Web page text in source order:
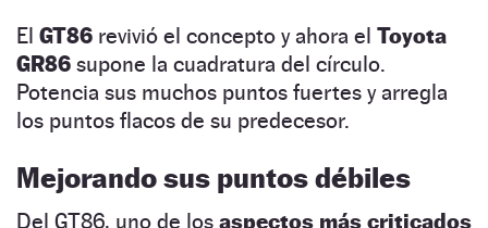
El GT86 revivió el concepto y ahora el Toyota
GR86 supone la cuadratura del círculo.
Potencia sus muchos puntos fuertes y arregla
los puntos flacos de su predecesor.
Mejorando sus puntos débiles
Del GT86, uno de los aspectos más criticados